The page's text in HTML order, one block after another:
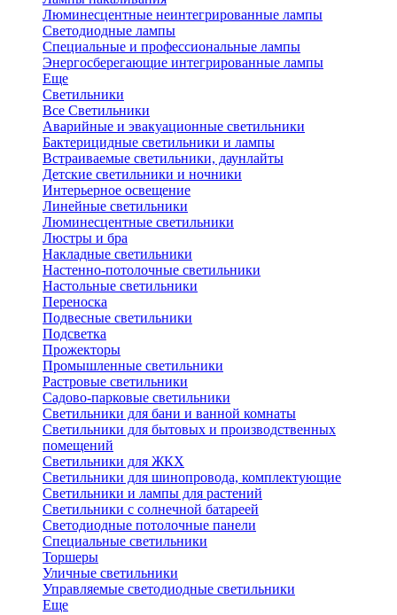
Люминесцентные неинтегрированные лампы
Светодиодные лампы
Специальные и профессиональные лампы
Энергосберегающие интегрированные лампы
Еще
Светильники
Все Светильники
Аварийные и эвакуационные светильники
Бактерицидные светильники и лампы
Встраиваемые светильники, даунлайты
Детские светильники и ночники
Интерьерное освещение
Линейные светильники
Люминесцентные светильники
Люстры и бра
Накладные светильники
Настенно-потолочные светильники
Настольные светильники
Переноска
Подвесные светильники
Подсветка
Прожекторы
Промышленные светильники
Растровые светильники
Садово-парковые светильники
Светильники для бани и ванной комнаты
Светильники для бытовых и производственных
помещений
Светильники для ЖКХ
Светильники для шинопровода, комплектующие
Светильники и лампы для растений
Светильники с солнечной батареей
Светодиодные потолочные панели
Специальные светильники
Торшеры
Уличные светильники
Управляемые светодиодные светильники
Еще